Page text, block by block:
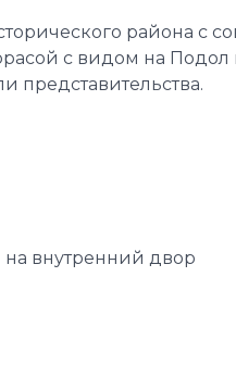
района с
с видом на
представительства.
на внутренний двор